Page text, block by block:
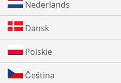
Nederlands
Dansk
Polskie
Čeština